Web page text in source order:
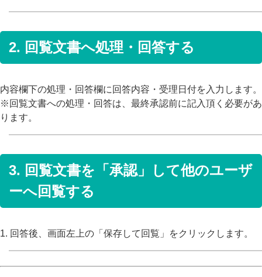
2. 回覧文書へ処理・回答する
内容欄下の処理・回答欄に回答内容・受理日付を入力します。
※回覧文書への処理・回答は、最終承認前に記入頂く必要があ
ります。
3. 回覧文書を「承認」して他のユーザ
ーへ回覧する
1. 回答後、画面左上の「保存して回覧」をクリックします。